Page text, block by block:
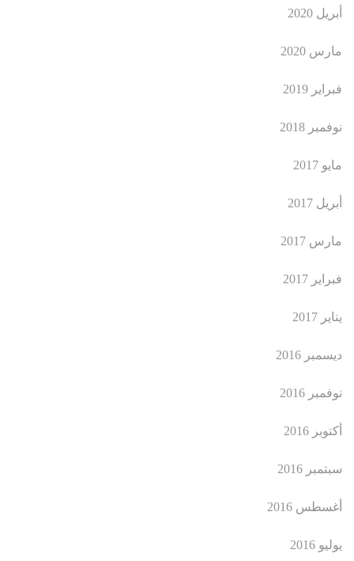
أبريل 2020
مارس 2020
فبراير 2019
نوفمبر 2018
مايو 2017
أبريل 2017
مارس 2017
فبراير 2017
يناير 2017
ديسمبر 2016
نوفمبر 2016
أكتوبر 2016
سبتمبر 2016
أغسطس 2016
يوليو 2016